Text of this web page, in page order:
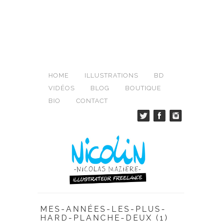
HOME ILLUSTRATIONS
BD
VIDÉOS
BLOG
BOUTIQUE
BIO
CONTACT
MES-ANNÉES-LES-PLUS-
HARD-PLANCHE-DEUX (1)